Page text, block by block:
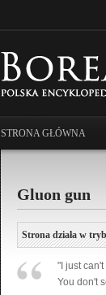
STRONA GŁÓWNA
Gluon gun
Strona działa w
"I just
You don't